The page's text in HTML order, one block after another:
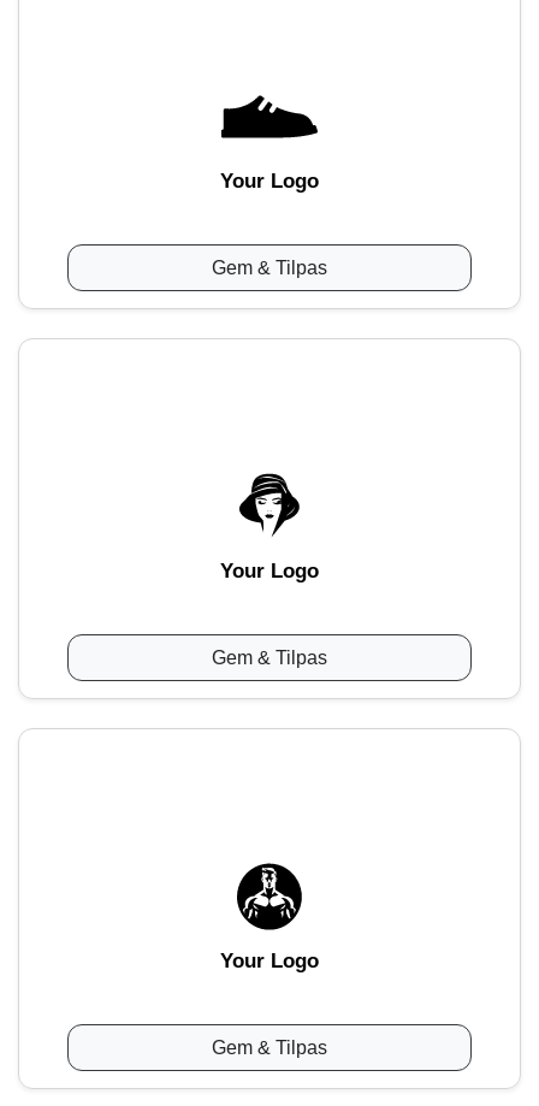
Your Logo
Gem & Tilpas
Your Logo
Gem & Tilpas
Your Logo
Gem & Tilpas